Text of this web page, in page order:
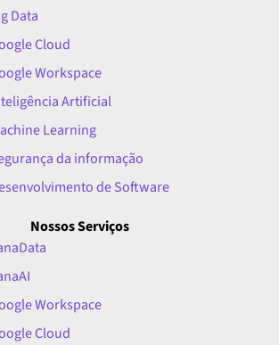
Data
Cloud
Workspace
Artificial
Learning
da informação
de Software
Nossos Serviços
Workspace
Cloud